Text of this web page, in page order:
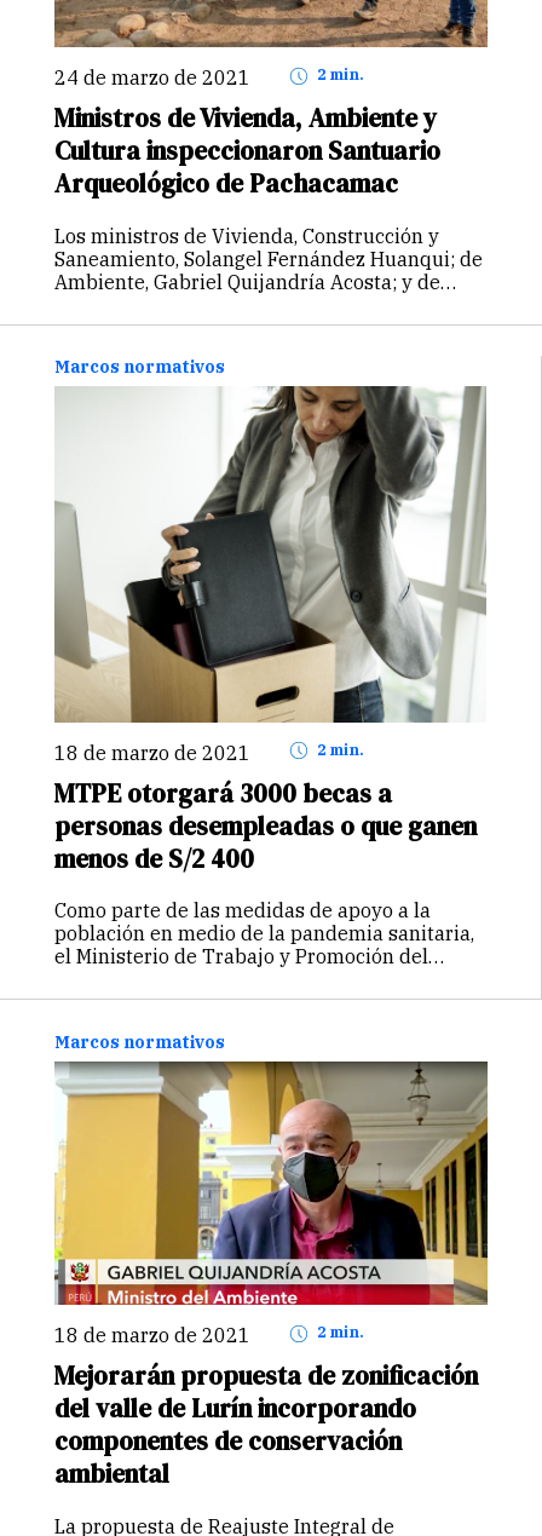
24 de marzo de 2021 2 min.
Ministros de Vivienda, Ambiente y
Cultura inspeccionaron Santuario
Arqueológico de Pachacamac
Los ministros de Vivienda, Construcción y
Saneamiento, Solangel Fernández Huanqui; de
Ambiente, Gabriel Quijandría Acosta; y de
una inspección técnica al Santuario
en el campo los posibles efectos…
Marcos normativos
18 de marzo de 2021 2 min.
MTPE otorgará 3000 becas a
personas desempleadas o que ganen
menos de S/2 400
Como parte de las medidas de apoyo a la
población en medio de la pandemia sanitaria,
el Ministerio de Trabajo y Promoción del
que buscan empleo o necesiten capacitarse
Marcos normativos
18 de marzo de 2021 2 min.
Mejorarán propuesta de zonificación
del valle de Lurín incorporando
componentes de conservación
ambiental
La propuesta de Reajuste Integral de